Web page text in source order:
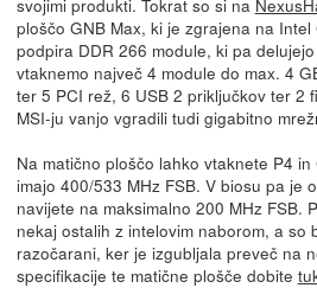
ploščo GNB Max, ki je zgrajena na
podpira DDR 266 module, ki pa
vtaknemo največ 4 module do max. 4
ter 5 PCI rež, 6 USB 2 priključkov ter 2
MSI-ju vanjo vgradili tudi gigabitno
Na matično ploščo lahko vtaknete P4
imajo 400/533 MHz FSB. V biosu pa je
navijete na maksimalno 200 MHz FSB.
nekaj ostalih z intelovim naborom, a so
razočarani, ker je izgubljala preveč na
specifikacije te matične plošče dobite